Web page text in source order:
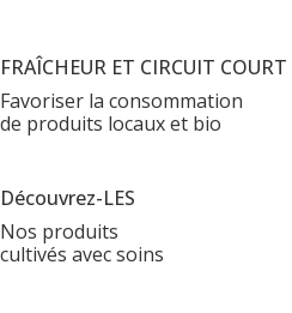
FRAÎCHEUR ET CIRCUIT COURT
Favoriser la consommation
de produits locaux et bio
Découvrez-LES
Nos produits
cultivés avec soins